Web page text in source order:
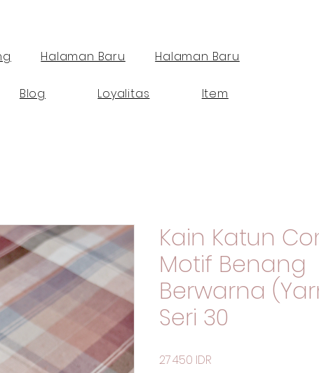
Halaman Baru Halaman Baru
Blog Loyalitas Item
Kain Katun
Motif Benang
Berwarna
Seri 30
27 450 IDR